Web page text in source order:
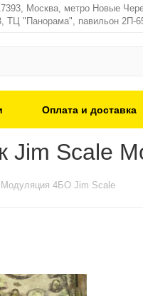
Москва, метро Новые
ТЦ "Панорама", павильон 2П-
Оплата и доставка
Jim Scale
Модуляция 4БО Jim Scale